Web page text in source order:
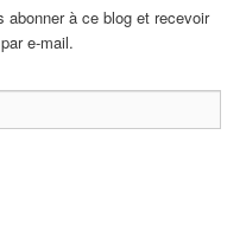
à ce blog et recevoir
e-mail.